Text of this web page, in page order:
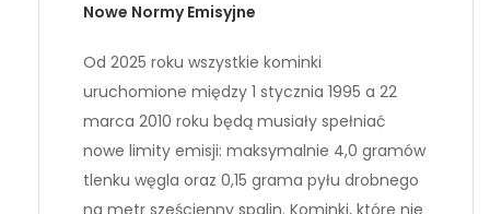
Nowe Normy Emisyjne
Od 2025 roku wszystkie kominki
uruchomione między 1 stycznia 1995 a 22
marca 2010 roku będą musiały spełniać
nowe limity emisji: maksymalnie 4,0 gramów
tlenku węgla oraz 0,15 grama pyłu drobnego
na metr sześcienny spalin. Kominki, które nie